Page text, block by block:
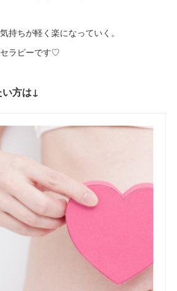
持ちが軽く楽になっていく。
ラピーです♡
方は↓